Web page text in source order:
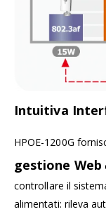
Intuitiva
HPOE-1200G
gestione Web
controllare il
alimentati: rileva